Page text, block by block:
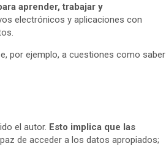
aprender, trabajar y
electrónicos y aplicaciones con
por ejemplo, a cuestiones como saber
el autor. Esto implica que las
de acceder a los datos apropiados;